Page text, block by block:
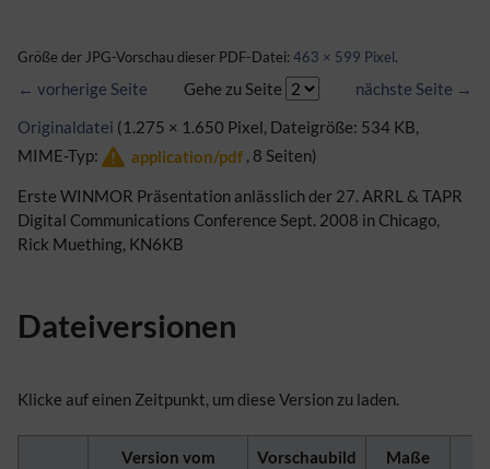
Größe der JPG-Vorschau dieser PDF-Datei: 463 × 599 Pixel .
← vorherige Seite Gehe zu Seite
nächste Seite →
Originaldatei (1.275 × 1.650 Pixel, Dateigröße: 534 KB,
MIME-Typ:
application/pdf , 8 Seiten)
Erste WINMOR Präsentation anlässlich der 27. ARRL & TAPR
Digital Communications Conference Sept. 2008 in Chicago,
Rick Muething, KN6KB
Dateiversionen
Klicke auf einen Zeitpunkt, um diese Version zu laden.
Version vom Vorschaubild Maße